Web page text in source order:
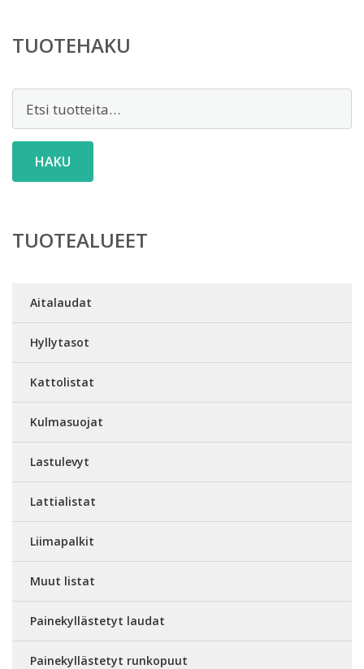
TUOTEHAKU
HAKU
TUOTEALUEET
Aitalaudat
Hyllytasot
Kattolistat
Kulmasuojat
Lastulevyt
Lattialistat
Liimapalkit
Muut listat
Painekyllästetyt laudat
Painekyllästetyt runkopuut